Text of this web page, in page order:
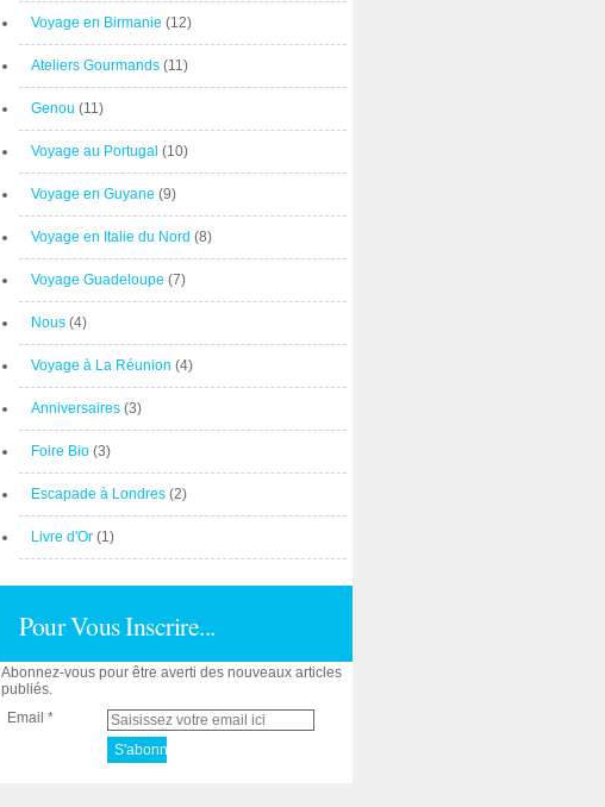
Voyage en Birmanie (12)
Ateliers Gourmands (11)
Genou (11)
Voyage au Portugal (10)
Voyage en Guyane (9)
Voyage en Italie du Nord (8)
Voyage Guadeloupe (7)
Nous (4)
Voyage à La Réunion (4)
Anniversaires (3)
Foire Bio (3)
Escapade à Londres (2)
Livre d'Or (1)
Pour Vous Inscrire...
Abonnez-vous pour être averti des nouveaux articles
publiés.
Email